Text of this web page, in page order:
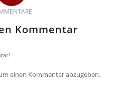
Kommentar
einen Kommentar abzugeben.